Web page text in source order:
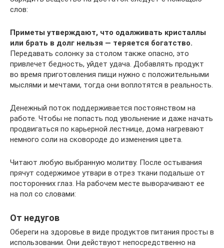
слов:
Приметы утверждают, что одалживать кристаллы
или брать в долг нельзя — теряется богатство.
Передавать солонку за столом также опасно, это
привлечет бедность, уйдет удача. Добавлять продукт
во время приготовления пищи нужно с положительными
мыслями и мечтами, тогда они воплотятся в реальность.
Денежный поток поддерживается постоянством на
работе. Чтобы не попасть под увольнение и даже начать
продвигаться по карьерной лестнице, дома нагревают
немного соли на сковороде до изменения цвета.
Читают любую выбранную молитву. После остывания
прячут содержимое утвари в отрез ткани подальше от
посторонних глаз. На рабочем месте выворачивают ее
на пол со словами:
От недугов
Обереги на здоровье в виде продуктов питания просты в
использовании. Они действуют непосредственно на